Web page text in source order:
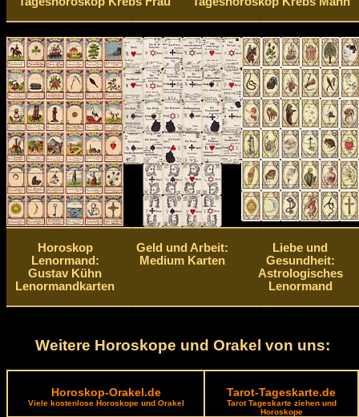
Horoskop
Lenormand:
Gustav Kühn
Lenormandkarten
Geld und Arbeit:
Medium Karten
Liebe und
Gesundheit:
Astrologisches
Lenormand
Weitere Horoskope und Orakel von uns:
Horoskop-Orakel.de
Viele kostenlose Horoskope und Orakel
Tarot-Tageskarte.de
Tarot Tageskarte ziehen und
Horoskope